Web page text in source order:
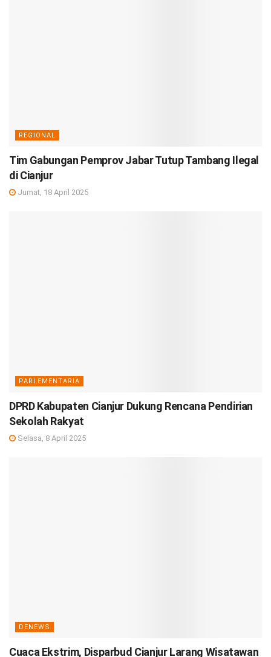
REGIONAL
Tim Gabungan Pemprov Jabar Tutup Tambang Ilegal
di Cianjur
Jumat, 18 April 2025
PARLEMENTARIA
DPRD Kabupaten Cianjur Dukung Rencana Pendirian
Sekolah Rakyat
Selasa, 8 April 2025
DENEWS
Cuaca Ekstrim, Disparbud Cianjur Larang Wisatawan